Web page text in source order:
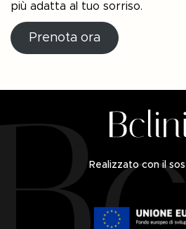
più adatta al tuo sorriso.
Prenota ora
Realizzato con il